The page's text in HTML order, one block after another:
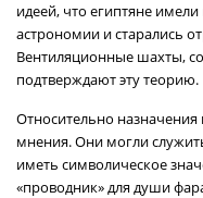
идеей, что египтяне
астрономии и старались
Вентиляционные шахты,
подтверждают эту теорию.
Относительно
мнения. Они могли
иметь символическое
«проводник» для души